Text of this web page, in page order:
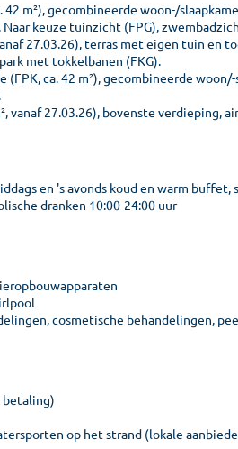
42 m²), gecombineerde woon-/
keuze tuinzicht (FPG),
27.03.26), terras met eigen tuin
met tokkelbanen (FKG).
(FPK, ca. 42 m²), gecombineerde
vanaf 27.03.26), bovenste
en 's avonds koud en warm buffet,
dranken 10:00-24:00 uur
cosmetische behandelingen,
betaling)
op het strand (lokale